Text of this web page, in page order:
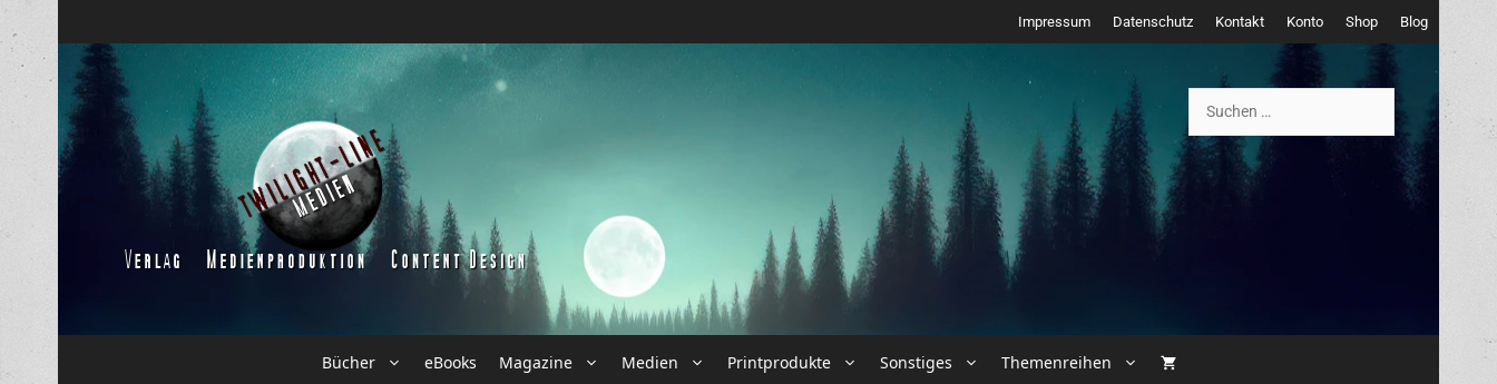
Inhalt
springen
Impressum Datenschutz Kontakt Konto Shop Blog
nach:
Bücher eBooks Magazine Medien Printprodukte Sonstiges Themenreihen